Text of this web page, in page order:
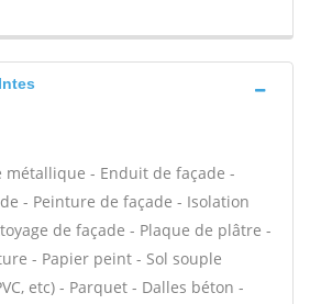
métallique - Enduit de façade -
- Peinture de façade - Isolation
de façade - Plaque de plâtre -
- Papier peint - Sol souple
etc) - Parquet - Dalles béton -